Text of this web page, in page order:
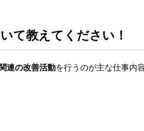
て教えてください！
連の改善活動を行うのが主な仕事内